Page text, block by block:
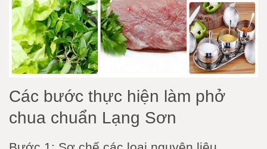
Các bước thực hiện làm phở
chua chuẩn Lạng Sơn